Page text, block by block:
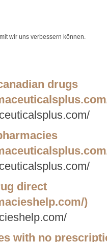
wir uns verbessern können.
drugs
direct
)
with no